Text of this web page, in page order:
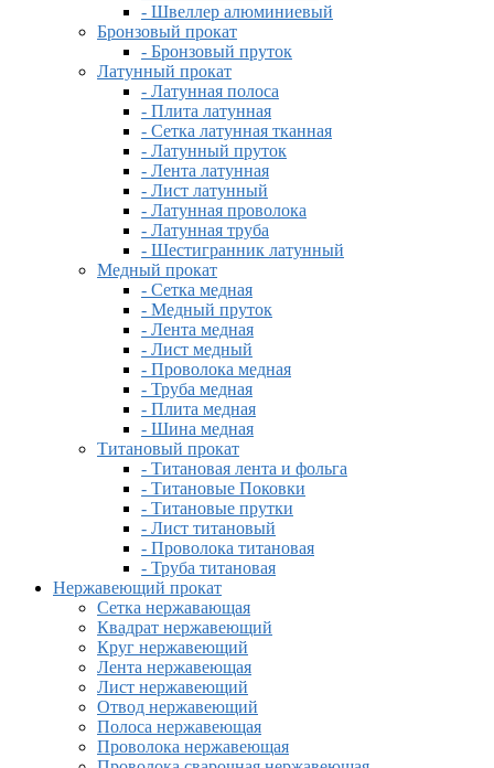
- Швеллер алюминиевый
Бронзовый прокат
- Бронзовый пруток
Латунный прокат
- Латунная полоса
- Плита латунная
- Сетка латунная тканная
- Латунный пруток
- Лента латунная
- Лист латунный
- Латунная проволока
- Латунная труба
- Шестигранник латунный
Медный прокат
- Сетка медная
- Медный пруток
- Лента медная
- Лист медный
- Проволока медная
- Труба медная
- Плита медная
- Шина медная
Титановый прокат
- Титановая лента и фольга
- Титановые Поковки
- Титановые прутки
- Лист титановый
- Проволока титановая
- Труба титановая
Нержавеющий прокат
Сетка нержавающая
Квадрат нержавеющий
Круг нержавеющий
Лента нержавеющая
Лист нержавеющий
Отвод нержавеющий
Полоса нержавеющая
Проволока нержавеющая